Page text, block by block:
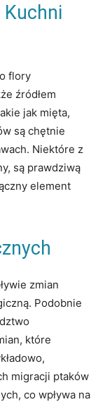
flory
źródłem
jak mięta,
są chętnie
Niektóre z
są prawdziwą
element
zmian
Podobnie
które
migracji ptaków
co wpływa na